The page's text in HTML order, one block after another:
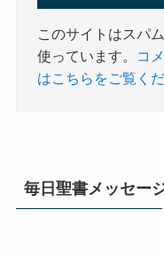
このサイトはスパ
使っています。
コ
はこちらをご覧く
毎日聖書メッセー